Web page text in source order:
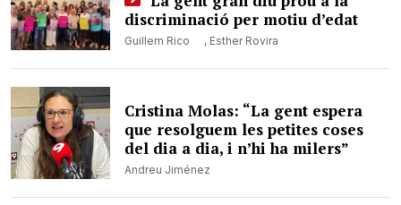
discriminació per motiu d’edat
Guillem Rico , Esther Rovira
Cristina Molas: “La gent espera
que resolguem les petites coses
del dia a dia, i n’hi ha milers”
Andreu Jiménez